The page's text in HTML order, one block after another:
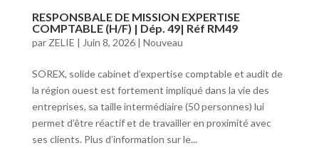
RESPONSBALE DE MISSION EXPERTISE
COMPTABLE (H/F) | Dép. 49| Réf RM49
par ZELIE | Juin 8, 2026| Nouveau
SOREX, solide cabinet d’expertise comptable et audit de
la région ouest est fortement impliqué dans la vie des
entreprises, sa taille intermédiaire (50 personnes) lui
permet d’être réactif et de travailler en proximité avec
ses clients. Plus d’information sur le...